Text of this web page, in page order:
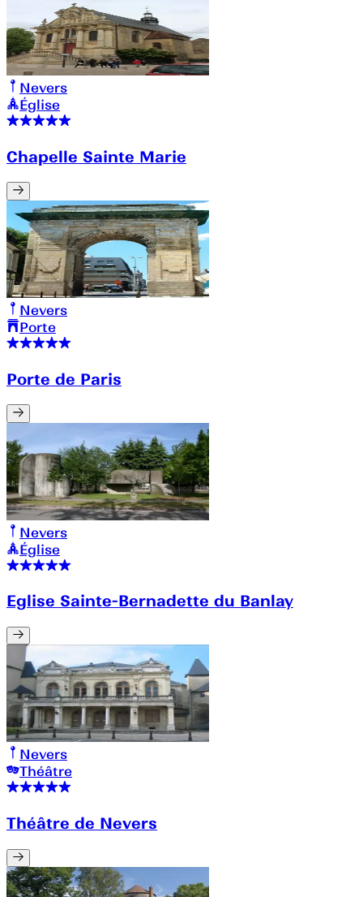
Nevers
Église
Chapelle Sainte Marie
Nevers
Porte
Porte de Paris
Nevers
Église
Eglise Sainte-Bernadette du Banlay
Nevers
Théâtre
Théâtre de Nevers